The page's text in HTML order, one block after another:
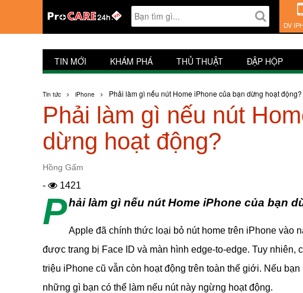
DV
TIN MỚI KHÁM PHÁ THỦ THUẬT ĐẬP HỘP
Tin tức iPhone Phải làm gì nếu nút Home iPhone của bạn dừng hoạt động?
Phải làm gì nếu nút
dừng hoạt động?
Hồng Gấm
- 1421
Phải làm gì nếu nút Home iPhone của bạn
Apple đã chính thức loại bỏ nút home trên iPhone vào
được trang bị Face ID và màn hình edge-to-edge. Tuy nhiên,
triệu iPhone cũ vẫn còn hoạt động trên toàn thế giới. Nếu
những gì bạn có thể làm nếu nút này ngừng hoạt động.